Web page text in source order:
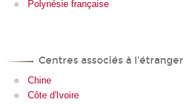
Polynésie française
Centres associés à l'étranger
Chine
Côte d'Ivoire